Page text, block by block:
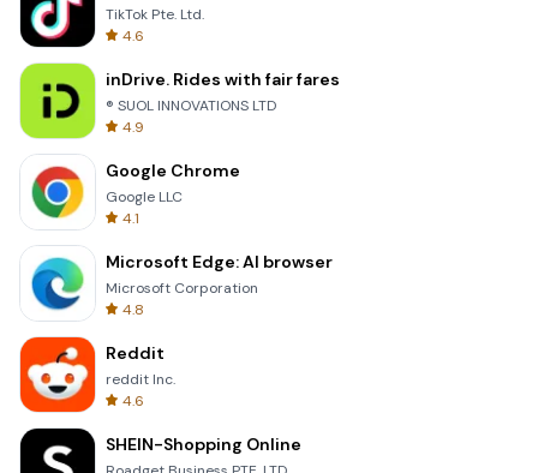
TikTok Pte. Ltd.
4.6
inDrive. Rides with fair fares
® SUOL INNOVATIONS LTD
4.9
Google Chrome
Google LLC
4.1
Microsoft Edge: AI browser
Microsoft Corporation
4.8
Reddit
reddit Inc.
4.6
SHEIN-Shopping Online